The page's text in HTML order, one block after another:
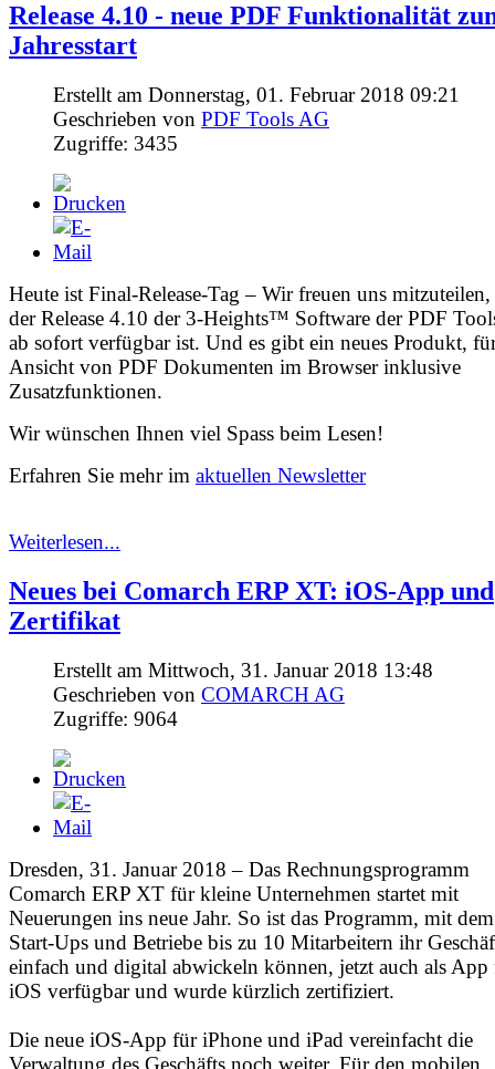
Release 4.10 - neue PDF Funktionalität
Jahresstart
Erstellt am Donnerstag, 01. Februar 2018 09:21
Geschrieben von PDF Tools AG
Zugriffe: 3435
Heute ist Final-Release-Tag – Wir freuen uns mitzuteilen,
der Release 4.10 der 3-Heights™ Software der PDF
ab sofort verfügbar ist. Und es gibt ein neues Produkt,
Ansicht von PDF Dokumenten im Browser inklusive
Zusatzfunktionen.
Wir wünschen Ihnen viel Spass beim Lesen!
Erfahren Sie mehr im aktuellen Newsletter
Weiterlesen...
Neues bei Comarch ERP XT: iOS-App und
Zertifikat
Erstellt am Mittwoch, 31. Januar 2018 13:48
Geschrieben von COMARCH AG
Zugriffe: 9064
Dresden, 31. Januar 2018 – Das Rechnungsprogramm
Comarch ERP XT für kleine Unternehmen startet mit
Neuerungen ins neue Jahr. So ist das Programm, mit dem
Start-Ups und Betriebe bis zu 10 Mitarbeitern ihr
einfach und digital abwickeln können, jetzt auch als App
iOS verfügbar und wurde kürzlich zertifiziert.
Die neue iOS-App für iPhone und iPad vereinfacht die
Verwaltung des Geschäfts noch weiter. Für den mobilen